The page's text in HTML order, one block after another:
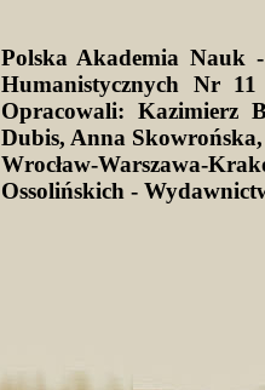
Polska Akademia Nauk
Humanistycznych Nr
Opracowali: Kazimierz
Dubis, Anna
Wrocław-Warszawa-
Ossolińskich -